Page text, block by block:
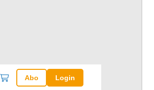
Abo Login